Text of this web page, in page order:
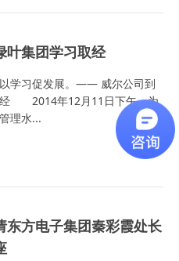
叶集团学习取经
学习促发展。—— 威尔公司到
经 2014年12月11日下午，为
理水...
东方电子集团秦彩霞处长